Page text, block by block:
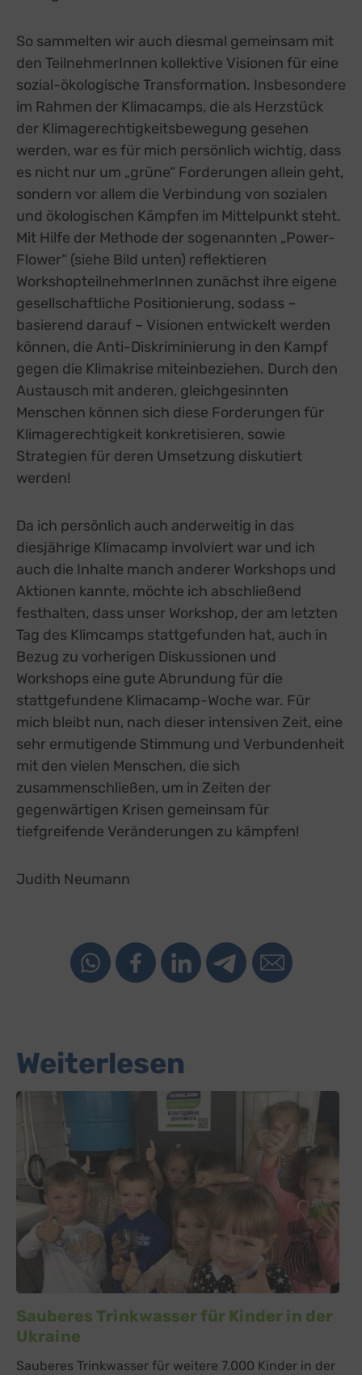
So sammelten wir auch diesmal gemeinsam mit
den TeilnehmerInnen kollektive Visionen für eine
sozial-ökologische Transformation. Insbesondere
im Rahmen der Klimacamps, die als Herzstück
der Klimagerechtigkeitsbewegung gesehen
werden, war es für mich persönlich wichtig, dass
es nicht nur um „grüne“ Forderungen allein geht,
sondern vor allem die Verbindung von sozialen
und ökologischen Kämpfen im Mittelpunkt steht.
Mit Hilfe der Methode der sogenannten „Power-
Flower“ (siehe Bild unten) reflektieren
WorkshopteilnehmerInnen zunächst ihre eigene
gesellschaftliche Positionierung, sodass –
basierend darauf – Visionen entwickelt werden
können, die Anti-Diskriminierung in den Kampf
gegen die Klimakrise miteinbeziehen. Durch den
Austausch mit anderen, gleichgesinnten
Menschen können sich diese Forderungen für
Klimagerechtigkeit konkretisieren, sowie
Strategien für deren Umsetzung diskutiert
werden!
Da ich persönlich auch anderweitig in das
diesjährige Klimacamp involviert war und ich
auch die Inhalte manch anderer Workshops und
Aktionen kannte, möchte ich abschließend
festhalten, dass unser Workshop, der am letzten
Tag des Klimcamps stattgefunden hat, auch in
Bezug zu vorherigen Diskussionen und
Workshops eine gute Abrundung für die
stattgefundene Klimacamp-Woche war. Für
mich bleibt nun, nach dieser intensiven Zeit, eine
sehr ermutigende Stimmung und Verbundenheit
mit den vielen Menschen, die sich
zusammenschließen, um in Zeiten der
gegenwärtigen Krisen gemeinsam für
tiefgreifende Veränderungen zu kämpfen!
Judith Neumann
Weiterlesen
Sauberes Trinkwasser für Kinder in der
Ukraine
Sauberes Trinkwasser für weitere 7.000 Kinder in der
Sonstige Inhalte(8)
Buzzsprout
Detailszu Buzzsprout
Facebook
Meta Platforms Ireland Ltd., Irland
Details
Switch
Google Forms (Free)
Detailszu Google Forms
Switch zum
OpenStreetMap Foundation
Details zu Open Street
Spotteron Maps
Spotteron GmbH, Österreich
zu Spotteron Maps
Typeform
TYPEFORM S.L., Spanien
Details zu Typeform
Vimeo
Vimeo Inc., USA
Details
Switch zum
YouTube
Detailszu YouTube
Switch zum